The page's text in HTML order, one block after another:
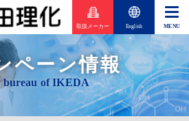
取扱メーカー English
ペーン情報